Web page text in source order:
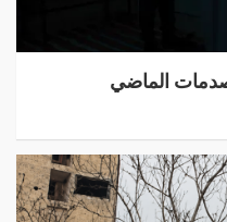
صدمات الماضي